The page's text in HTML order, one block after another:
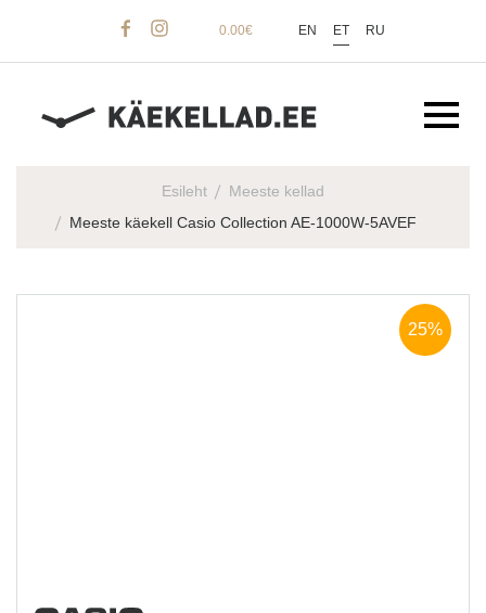
0.00€ EN ET RU
Esileht
Meeste kellad
Meeste käekell Casio Collection AE-1000W-5AVEF
25%